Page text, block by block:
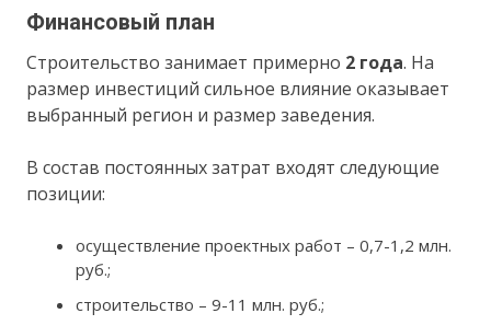
Финансовый план
Строительство занимает примерно 2 года. На
размер инвестиций сильное влияние оказывает
выбранный регион и размер заведения.
В состав постоянных затрат входят следующие
позиции:
осуществление проектных работ – 0,7-1,2 млн.
руб.;
строительство – 9-11 млн. руб.;